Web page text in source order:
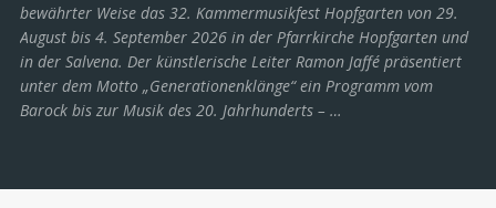
bewährter Weise das 32. Kammermusikfest Hopfgarten von 29.
August bis 4. September 2026 in der Pfarrkirche Hopfgarten und
in der Salvena. Der künstlerische Leiter Ramon Jaffé präsentiert
unter dem Motto „Generationenklänge“ ein Programm vom
Barock bis zur Musik des 20. Jahrhunderts ­– …